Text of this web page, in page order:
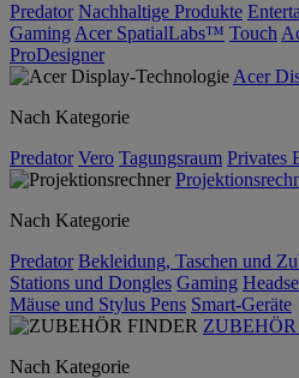
Predator Nachhaltige Produkte
Gaming Acer SpatialLabs™ Touch
ProDesigner
Acer
Nach Kategorie
Predator Vero Tagungsraum Privates
Nach Kategorie
Predator Bekleidung, Taschen und
Stations und Dongles Gaming
Mäuse und Stylus Pens Smart-Geräte
Nach Kategorie